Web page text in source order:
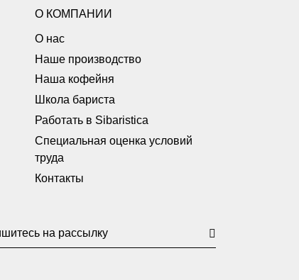
О КОМПАНИИ
О нас
Наше производство
Наша кофейня
Школа бариста
Работать в Sibaristica
Специальная оценка условий
труда
Контакты